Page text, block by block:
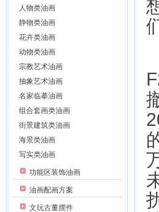
人物类油画
静物类油画
花卉类油画
动物类油画
宗教艺术油画
抽象艺术油画
名家临摹油画
组合套画类油画
街景建筑类油画
海景类油画
写实类油画
功能区装饰油画
油画配画方案
文玩古董摆件